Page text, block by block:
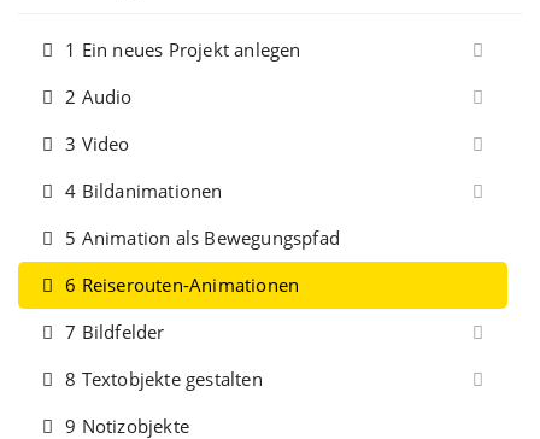
1 Ein neues Projekt anlegen
2 Audio
3 Video
4 Bildanimationen
5 Animation als Bewegungspfad
6 Reiserouten-Animationen
7 Bildfelder
8 Textobjekte gestalten
9 Notizobjekte